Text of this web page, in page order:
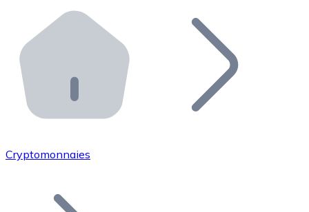
Distributeurs automatiques Bitnovo
Intégrez un ATM Bitnovo dans votre entreprise et
API Bitnovo
Intégrez notre API dans votre écosystème.
Rejoignez notre réseau de distributeurs et
Ajoutez le token de votre projet à notre service
Cryptomonnaies